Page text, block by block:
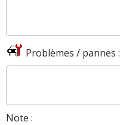
Problèmes / pannes :
Note :